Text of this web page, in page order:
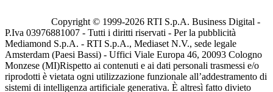
Copyright © 1999-2026 RTI S.p.A. Business Digital -
P.Iva 03976881007 - Tutti i diritti riservati - Per la pubblicità
Mediamond S.p.A. - RTI S.p.A., Mediaset N.V., sede legale
Amsterdam (Paesi Bassi) - Uffici Viale Europa 46, 20093 Cologno
Monzese (MI)Rispetto ai contenuti e ai dati personali trasmessi e/o
riprodotti è vietata ogni utilizzazione funzionale all’addestramento di
sistemi di intelligenza artificiale generativa. È altresì fatto divieto